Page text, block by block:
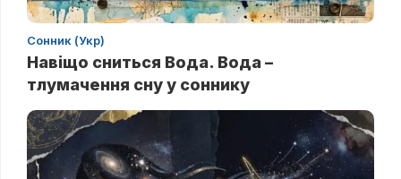
Сонник (Укр)
Навіщо сниться Вода. Вода –
тлумачення сну у соннику